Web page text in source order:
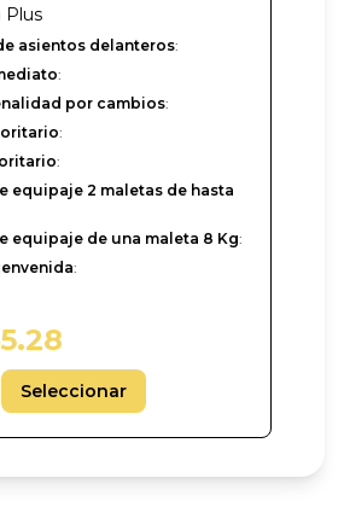
Plus
asientos delanteros:
:
por cambios:
:
:
equipaje 2 maletas de hasta
equipaje de una maleta 8 Kg:
:
Seleccionar